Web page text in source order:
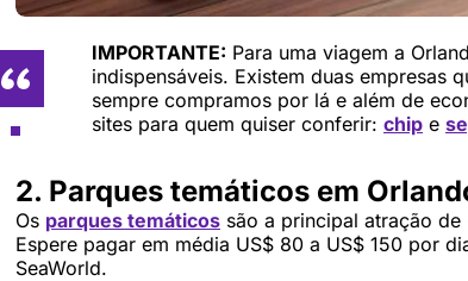
IMPORTANTE: Para uma viagem a
indispensáveis. Existem duas empresas
sempre compramos por lá e além de
sites para quem quiser conferir: chip e
2. Parques temáticos em
Os parques temáticos são a principal atração
Espere pagar em média US$ 80 a US$ 150 por
SeaWorld.